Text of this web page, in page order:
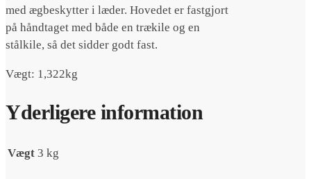
med ægbeskytter i læder. Hovedet er fastgjort
på håndtaget med både en trækile og en
stålkile, så det sidder godt fast.
Vægt: 1,322kg
Yderligere information
Vægt 3 kg